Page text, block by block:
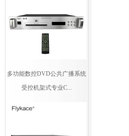
多功能数控DVD公共广播系统
受控机架式专业C...